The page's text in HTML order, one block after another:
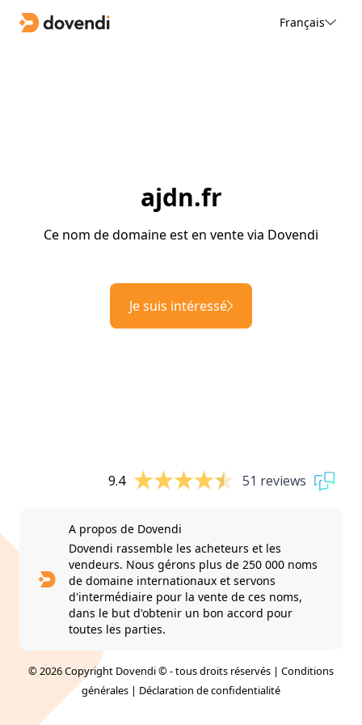
Français
ajdn.fr
Ce nom de domaine est en vente via Dovendi
Je suis intéressé
9.4 51 reviews
A propos de Dovendi
Dovendi rassemble les acheteurs et les
vendeurs. Nous gérons plus de 250 000 noms
de domaine internationaux et servons
d'intermédiaire pour la vente de ces noms,
dans le but d'obtenir un bon accord pour
toutes les parties.
© 2026 Copyright Dovendi © - tous droits réservés | Conditions
générales | Déclaration de confidentialité